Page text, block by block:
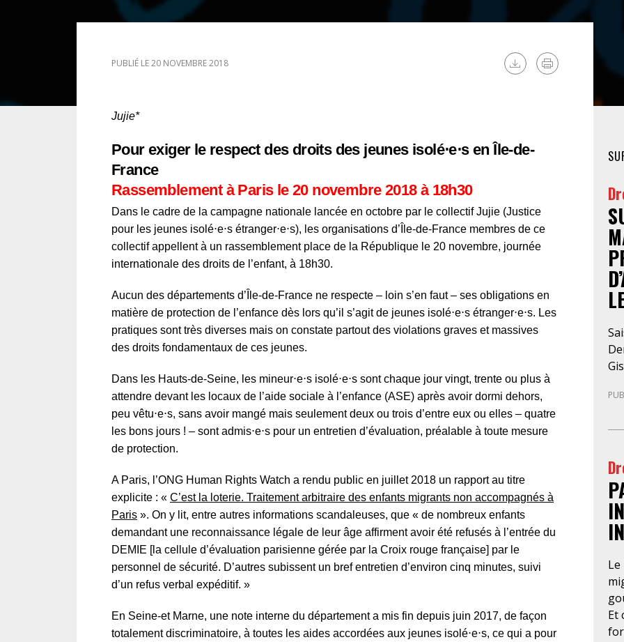
DROIT DES MINEURS
DROIT INTERNATIONAL
PUBLIÉ LE 20 NOVEMBRE 2018
Jujie*
Pour exiger le respect des droits des jeunes isolé⋅e⋅s en Île-de-
France
Rassemblement à Paris le 20 novembre 2018 à 18h30
Dans le cadre de la campagne nationale lancée en octobre par le collectif Jujie (Justice
pour les jeunes isolé⋅e⋅s étranger⋅e⋅s), les organisations d’Île-de-France membres de ce
collectif appellent à un rassemblement place de la République le 20 novembre, journée
internationale des droits de l’enfant, à 18h30.
Aucun des départements d’Île-de-France ne respecte – loin s’en faut – ses obligations en
matière de protection de l’enfance dès lors qu’il s’agit de jeunes isolé⋅e⋅s étranger⋅e⋅s. Les
pratiques sont très diverses mais on constate partout des violations graves et massives
des droits fondamentaux de ces jeunes.
Dans les Hauts-de-Seine, les mineur⋅e⋅s isolé⋅e⋅s sont chaque jour vingt, trente ou plus à
attendre devant les locaux de l’aide sociale à l’enfance (ASE) après avoir dormi dehors,
peu vêtu⋅e⋅s, sans avoir mangé mais seulement deux ou trois d’entre eux ou elles – quatre
les bons jours ! – sont admis⋅e⋅s pour un entretien d’évaluation, préalable à toute mesure
de protection.
A Paris, l’ONG Human Rights Watch a rendu public en juillet 2018 un rapport au titre
explicite : « C’est la loterie. Traitement arbitraire des enfants migrants non accompagnés à
Paris ». On y lit, entre autres informations scandaleuses, que « de nombreux enfants
demandant une reconnaissance légale de leur âge affirment avoir été refusés à l’entrée du
DEMIE [la cellule d’évaluation parisienne gérée par la Croix rouge française] par le
personnel de sécurité. D’autres subissent un bref entretien d’environ cinq minutes, suivi
d’un refus verbal expéditif. »
En Seine-et Marne, une note interne du département a mis fin depuis juin 2017, de façon
totalement discriminatoire, à toutes les aides accordées aux jeunes isolé⋅e⋅s, ce qui a pour
Et